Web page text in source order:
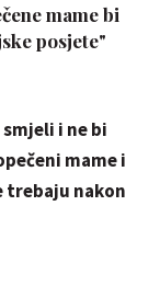
mame bi
posjete"
i ne bi
mame i
trebaju nakon